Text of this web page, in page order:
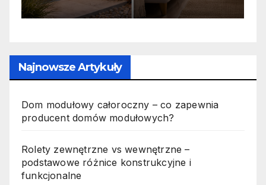
Najnowsze Artykuły
Dom modułowy całoroczny – co zapewnia
producent domów modułowych?
Rolety zewnętrzne vs wewnętrzne –
podstawowe różnice konstrukcyjne i
funkcjonalne